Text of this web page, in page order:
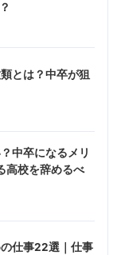
とは？中卒が狙
中卒になるメリ
高校を辞めるべ
仕事22選｜仕事